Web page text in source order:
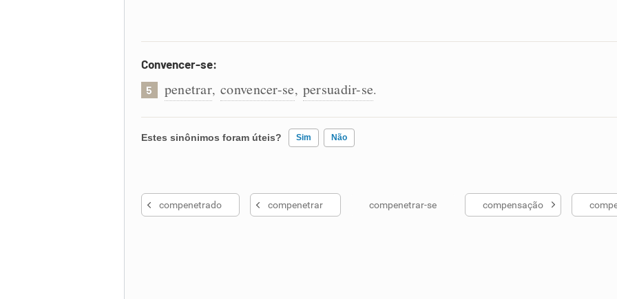
Convencer-se:
5 penetrar, convencer-se, persuadir-se.
Estes sinônimos foram úteis? Sim Não
Nenhum dos sinônimos apresentados me ajudou
compenetrado compenetrar compenetrar-se compensação